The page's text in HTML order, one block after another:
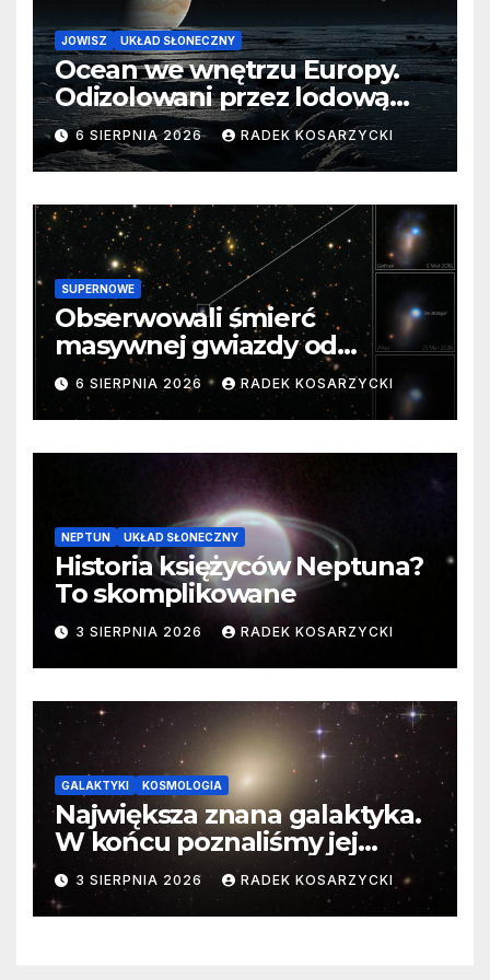
JOWISZ UKŁAD SŁONECZNY
Ocean we wnętrzu Europy.
Odizolowani przez lodową
barierę
6 SIERPNIA 2026 RADEK KOSARZYCKI
SUPERNOWE
Obserwowali śmierć
masywnej gwiazdy od
samego początku. Niezwykle
cenne dane
6 SIERPNIA 2026 RADEK KOSARZYCKI
NEPTUN UKŁAD SŁONECZNY
Historia księżyców Neptuna?
To skomplikowane
3 SIERPNIA 2026 RADEK KOSARZYCKI
GALAKTYKI KOSMOLOGIA
Największa znana galaktyka.
W końcu poznaliśmy jej
faktyczne wymiary
3 SIERPNIA 2026 RADEK KOSARZYCKI